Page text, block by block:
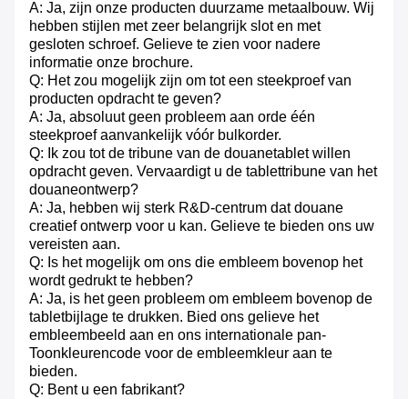
A: Ja, zijn onze producten duurzame metaalbouw. Wij
hebben stijlen met zeer belangrijk slot en met
gesloten schroef. Gelieve te zien voor nadere
informatie onze brochure.
Q: Het zou mogelijk zijn om tot een steekproef van
producten opdracht te geven?
A: Ja, absoluut geen probleem aan orde één
steekproef aanvankelijk vóór bulkorder.
Q: Ik zou tot de tribune van de douanetablet willen
opdracht geven. Vervaardigt u de tablettribune van het
douaneontwerp?
A: Ja, hebben wij sterk R&D-centrum dat douane
creatief ontwerp voor u kan. Gelieve te bieden ons uw
vereisten aan.
Q: Is het mogelijk om ons die embleem bovenop het
wordt gedrukt te hebben?
A: Ja, is het geen probleem om embleem bovenop de
tabletbijlage te drukken. Bied ons gelieve het
embleembeeld aan en ons internationale pan-
Toonkleurencode voor de embleemkleur aan te
bieden.
Q: Bent u een fabrikant?